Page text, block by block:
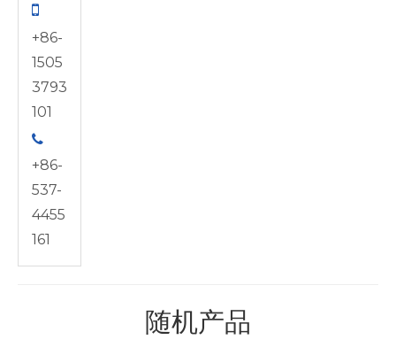

+86-
1505
3793
101

+86-
537-
4455
161
随机产品